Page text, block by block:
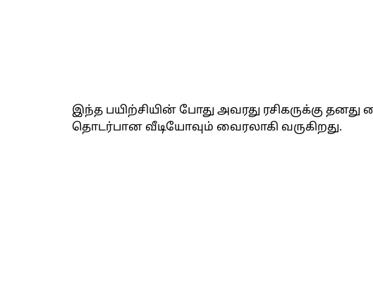
இந்த பயிற்சியின் போது அவரது ரசிகருக்கு
தொடர்பான வீடியோவும் வைரலாகி வருகிறது.